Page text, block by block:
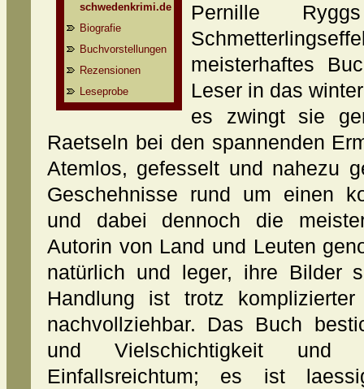
schwedenkrimi.de
Biografie
Buchvorstellungen
Rezensionen
Leseprobe
Pernille
meisterhaftes
Leser in das
es zwingt sie
Raetseln bei den spannenden
Atemlos, gefesselt und nahezu
Geschehnisse rund um einen
und dabei dennoch die
Autorin von Land und Leuten
natürlich und leger, ihre Bilder
Handlung ist trotz
nachvollziehbar. Das Buch
und Vielschichtigkeit und
Einfallsreichtum; es ist